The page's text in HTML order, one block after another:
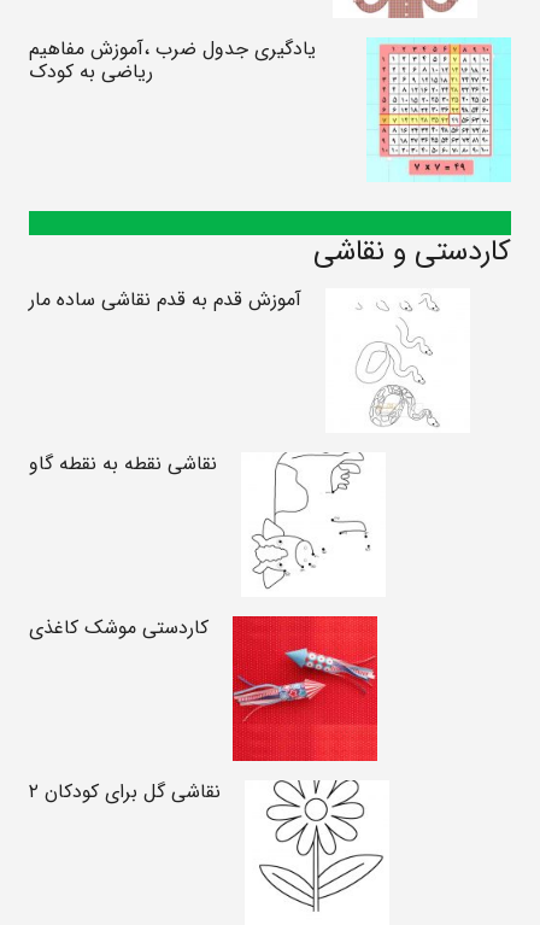
یادگیری جدول ضرب ،آموزش مفاهیم
ریاضی به کودک
کاردستی و نقاشی
آموزش قدم به قدم نقاشی ساده مار
نقاشی نقطه به نقطه گاو
کاردستی موشک کاغذی
نقاشی گل برای کودکان ۲